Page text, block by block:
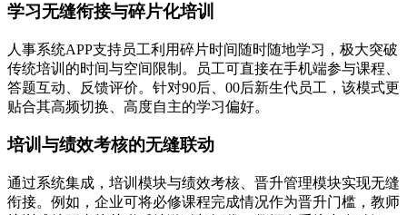
学习无缝衔接与碎片化培训
人事系统APP支持员工利用碎片时间随时随地学习，极大突破
传统培训的时间与空间限制。员工可直接在手机端参与课程、
答题互动、反馈评价。针对90后、00后新生代员工，该模式更
贴合其高频切换、高度自主的学习偏好。
培训与绩效考核的无缝联动
通过系统集成，培训模块与绩效考核、晋升管理模块实现无缝
衔接。例如，企业可将必修课程完成情况作为晋升门槛，教师